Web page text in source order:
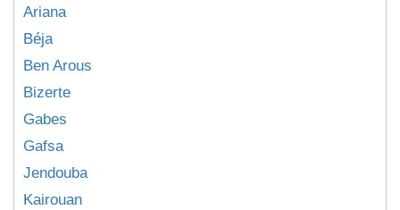
Ariana
Béja
Ben Arous
Bizerte
Gabes
Gafsa
Jendouba
Kairouan